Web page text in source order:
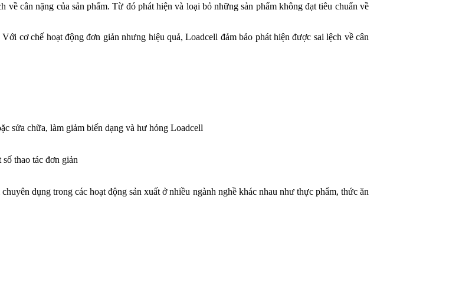
về cân nặng của sản phẩm. Từ đó phát hiện và loại bỏ những sản phẩm không đạt tiêu chuẩn về
cơ chế hoạt động đơn giản nhưng hiệu quả, Loadcell đảm bảo phát hiện được sai lệch về cân
sửa chữa, làm giảm biến dạng và hư hỏng Loadcell
thao tác đơn giản
dụng trong các hoạt động sản xuất ở nhiều ngành nghề khác nhau như thực phẩm, thức ăn